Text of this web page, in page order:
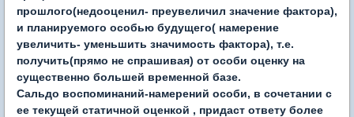
прошлого(недооценил- преувеличил значение фактора),
и планируемого особью будущего( намерение
увеличить- уменьшить значимость фактора), т.е.
получить(прямо не спрашивая) от особи оценку на
существенно большей временной базе.
Сальдо воспоминаний-намерений особи, в сочетании с
ее текущей статичной оценкой , придаст ответу более